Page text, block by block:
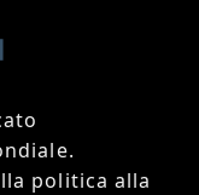
politica alla